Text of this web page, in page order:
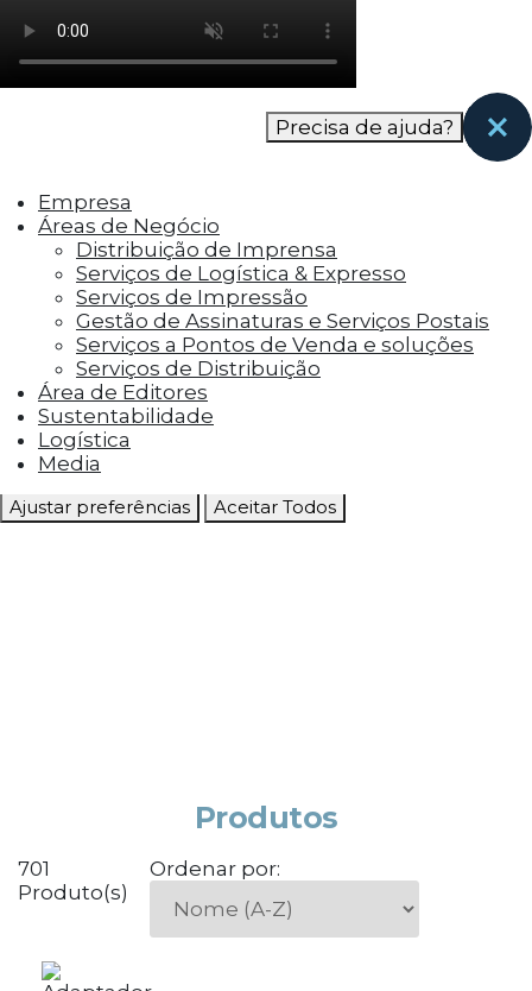
como os visitantes interagem com o site. Esses
cookies ajudam a fornecer informações sobre
as métricas do número de visitantes, taxa de
rejeição, origem do tráfego, etc.
funcionalidades, como compartilhar o
conteúdo do site em plataformas de social
media, coletar feedbacks e outros recursos de
terceiros.
Cookies Marketing
Os cookies de marketing são usados para
entregar aos visitantes anúncios
personalizados com base nas páginas que eles
visitaram antes e analisar a eficácia da
campanha publicitária.
Ajustar preferências Aceitar Todos
Precisa de ajuda?
Empresa
Áreas de Negócio
Distribuição de Imprensa
Serviços de Logística & Expresso
Serviços de Impressão
Gestão de Assinaturas e Serviços Postais
Serviços a Pontos de Venda e soluções
Serviços de Distribuição
Área de Editores
Sustentabilidade
Logística
Media
Produtos
701
Produto(s)
Ordenar por: